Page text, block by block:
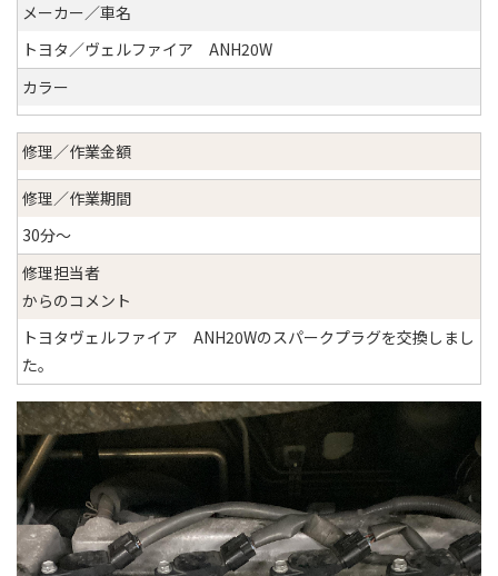
メーカー／車名
トヨタ／ヴェルファイア ANH20W
カラー
修理／作業金額
修理／作業期間
30分～
修理担当者
からのコメント
トヨタヴェルファイア ANH20Wのスパークプラグを交換しまし
た。